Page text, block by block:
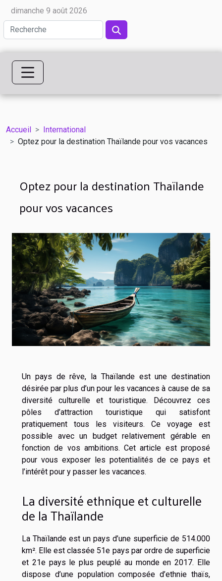
dimanche 9 août 2026
Accueil
International
Optez pour la destination Thaïlande pour vos vacances
Optez pour la destination Thaïlande
pour vos vacances
Un pays de rêve, la Thaïlande est une destination
désirée par plus d’un pour les vacances à cause de sa
diversité culturelle et touristique. Découvrez ces
pôles d’attraction touristique qui satisfont
pratiquement tous les visiteurs. Ce voyage est
possible avec un budget relativement gérable en
fonction de vos ambitions. Cet article est proposé
pour vous exposer les potentialités de ce pays et
l’intérêt pour y passer les vacances.
La diversité ethnique et culturelle
de la Thaïlande
La Thaïlande est un pays d’une superficie de 514.000
km². Elle est classée 51e pays par ordre de superficie
et 21e pays le plus peuplé au monde en 2017. Elle
dispose d’une population composée d’ethnie thaïs,